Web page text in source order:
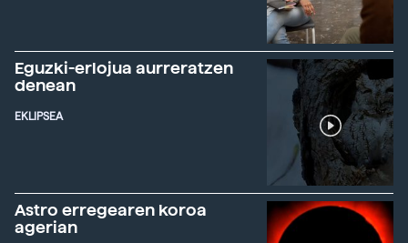
Eguzki-erlojua aurreratzen
denean
EKLIPSEA
Astro erregearen koroa
agerian